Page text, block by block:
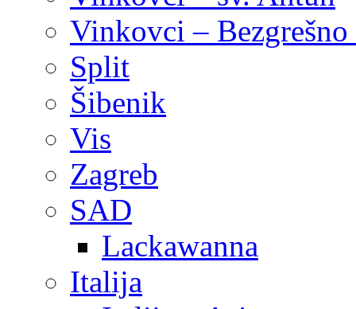
Vinkovci –
Split
Šibenik
Vis
Zagreb
SAD
Lackawanna
Italija